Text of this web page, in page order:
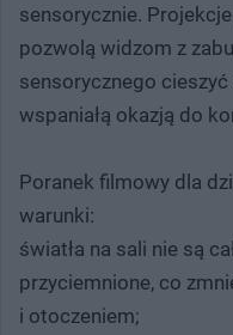
sensorycznie.
pozwolą widzom z
sensorycznego
wspaniałą okazją do
Poranek filmowy dla
warunki:
światła na sali nie są
przyciemnione, co
i otoczeniem;